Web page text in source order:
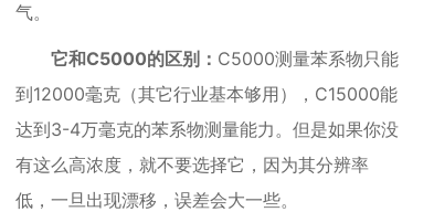
气。
它和C5000的区别： C5000测量苯系物只能
到12000毫克（其它行业基本够用），C15000能
达到3-4万毫克的苯系物测量能力。但是如果你没
有这么高浓度，就不要选择它，因为其分辨率
低，一旦出现漂移，误差会大一些。